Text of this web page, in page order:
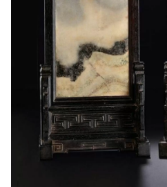
简体中文